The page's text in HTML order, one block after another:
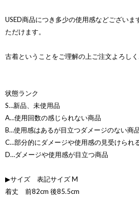
USED商品につき多少の使用感などござい
ただけます。
古着ということをご理解の上ご注文よろしく
状態ランク
S…新品、未使用品
A…使用回数の感じられない商品
B…使用感はあるが目立つダメージのない商
C…部分的にダメージや使用感の見受けられ
D…ダメージや使用感が目立つ商品
▶サイズ 表記サイズ M
着丈 前82cm 後85.5cm